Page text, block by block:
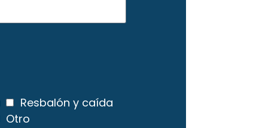
Resbalón y caída
Otro